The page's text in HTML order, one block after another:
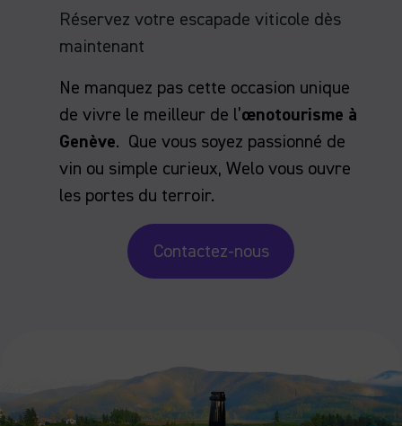
Réservez votre escapade viticole dès
maintenant
Ne manquez pas cette occasion unique
de vivre le meilleur de l’œnotourisme à
Genève. Que vous soyez passionné de
vin ou simple curieux, Welo vous ouvre
les portes du terroir.
Contactez-nous